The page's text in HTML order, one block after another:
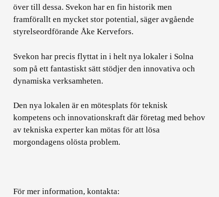
över till dessa. Svekon har en fin historik men
framförallt en mycket stor potential, säger avgående
styrelseordförande Åke Kervefors.
Svekon har precis flyttat in i helt nya lokaler i Solna
som på ett fantastiskt sätt stödjer den innovativa och
dynamiska verksamheten.
Den nya lokalen är en mötesplats för teknisk
kompetens och innovationskraft där företag med behov
av tekniska experter kan mötas för att lösa
morgondagens olösta problem.
För mer information, kontakta: